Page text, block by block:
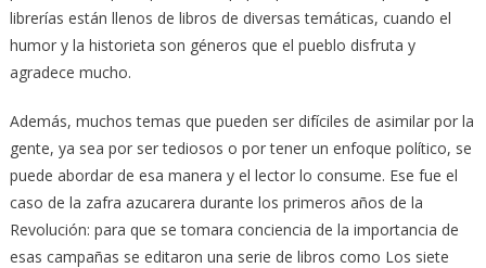
librerías están llenos de libros de diversas temáticas, cuando el
humor y la historieta son géneros que el pueblo disfruta y
agradece mucho.
Además, muchos temas que pueden ser difíciles de asimilar por la
gente, ya sea por ser tediosos o por tener un enfoque político, se
puede abordar de esa manera y el lector lo consume. Ese fue el
caso de la zafra azucarera durante los primeros años de la
Revolución: para que se tomara conciencia de la importancia de
esas campañas se editaron una serie de libros como Los siete